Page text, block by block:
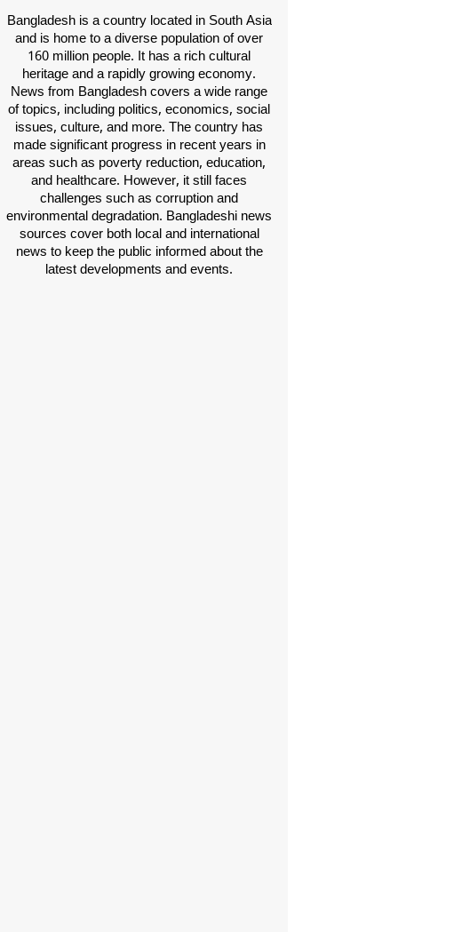
Bangladesh is a country located in South Asia
and is home to a diverse population of over
160 million people. It has a rich cultural
heritage and a rapidly growing economy.
News from Bangladesh covers a wide range
of topics, including politics, economics, social
issues, culture, and more. The country has
made significant progress in recent years in
areas such as poverty reduction, education,
and healthcare. However, it still faces
challenges such as corruption and
environmental degradation. Bangladeshi news
sources cover both local and international
news to keep the public informed about the
latest developments and events.